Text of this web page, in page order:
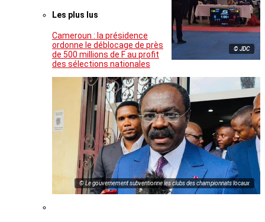
© JDC
Les plus lus
Cameroun : la présidence
ordonne le déblocage de près
de 500 millions de F au profit
des sélections nationales
© Le gouvernement subventionne les clubs des championnats locaux